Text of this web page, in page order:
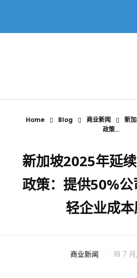
Home Blog 商业新闻
新
政策...
新加坡2025年延
政策：提供50%
轻企业成
18 7
商业新闻